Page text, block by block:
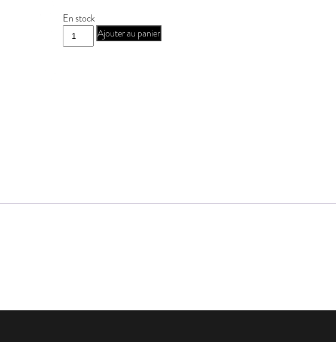
En stock
quantité
de
Ajouter au panier